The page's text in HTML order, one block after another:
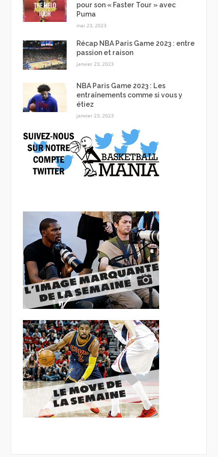
pour son « Faster Tour » avec
Puma
mai 23, 2023
Récap NBA Paris Game 2023 : entre
passion et raison
janvier 23, 2023
NBA Paris Game 2023 : Les
entraînements comme si vous y
étiez
janvier 23, 2023